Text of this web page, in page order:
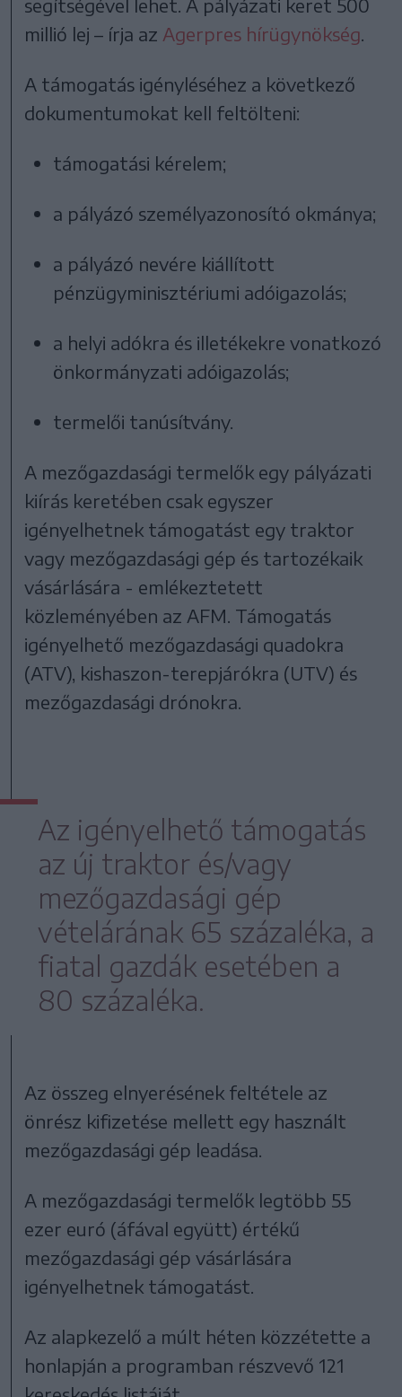
segítségével lehet. A pályázati keret 500
millió lej – írja az Agerpres hírügynökség
A támogatás igényléséhez a következő
dokumentumokat kell feltölteni:
támogatási kérelem;
a pályázó személyazonosító okmánya;
a pályázó nevére kiállított
pénzügyminisztériumi adóigazolás;
a helyi adókra és illetékekre vonatkozó
önkormányzati adóigazolás;
termelői tanúsítvány.
A mezőgazdasági termelők egy pályázati
kiírás keretében csak egyszer
igényelhetnek támogatást egy traktor
vagy mezőgazdasági gép és tartozékaik
vásárlására - emlékeztetett
közleményében az AFM. Támogatás
igényelhető mezőgazdasági quadokra
(ATV), kishaszon-terepjárókra (UTV) és
mezőgazdasági drónokra.
Az igényelhető támogatás
az új traktor és/vagy
mezőgazdasági gép
vételárának 65 százaléka, a
fiatal gazdák esetében a
80 százaléka.
Az összeg elnyerésének feltétele az
önrész kifizetése mellett egy használt
mezőgazdasági gép leadása.
A mezőgazdasági termelők legtöbb 55
ezer euró (áfával együtt) értékű
mezőgazdasági gép vásárlására
igényelhetnek támogatást.
Az alapkezelő a múlt héten közzétette a
honlapján a programban részvevő 121